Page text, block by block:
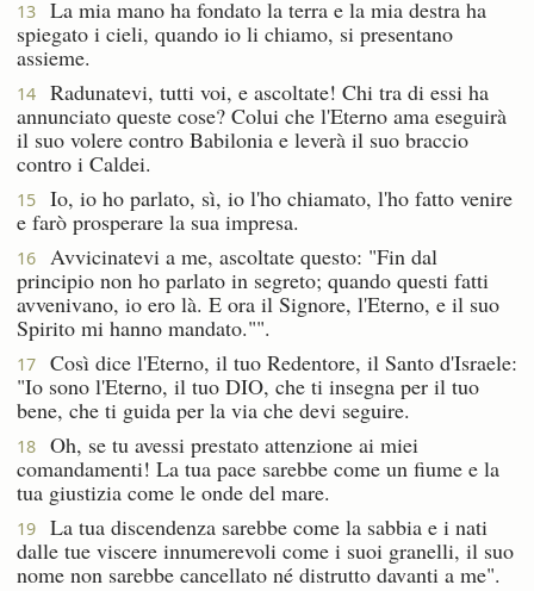
13
La mia mano ha fondato la terra e la mia destra ha
spiegato i cieli, quando io li chiamo, si presentano
assieme.
14
Radunatevi, tutti voi, e ascoltate! Chi tra di essi ha
annunciato queste cose? Colui che l'Eterno ama eseguirà
il suo volere contro Babilonia e leverà il suo braccio
contro i Caldei.
15
Io, io ho parlato, sì, io l'ho chiamato, l'ho fatto venire
e farò prosperare la sua impresa.
16
Avvicinatevi a me, ascoltate questo: "Fin dal
principio non ho parlato in segreto; quando questi fatti
avvenivano, io ero là. E ora il Signore, l'Eterno, e il suo
Spirito mi hanno mandato."".
17
Così dice l'Eterno, il tuo Redentore, il Santo d'Israele:
"Io sono l'Eterno, il tuo DIO, che ti insegna per il tuo
bene, che ti guida per la via che devi seguire.
18
Oh, se tu avessi prestato attenzione ai miei
comandamenti! La tua pace sarebbe come un fiume e la
tua giustizia come le onde del mare.
19
La tua discendenza sarebbe come la sabbia e i nati
dalle tue viscere innumerevoli come i suoi granelli, il suo
nome non sarebbe cancellato né distrutto davanti a me".